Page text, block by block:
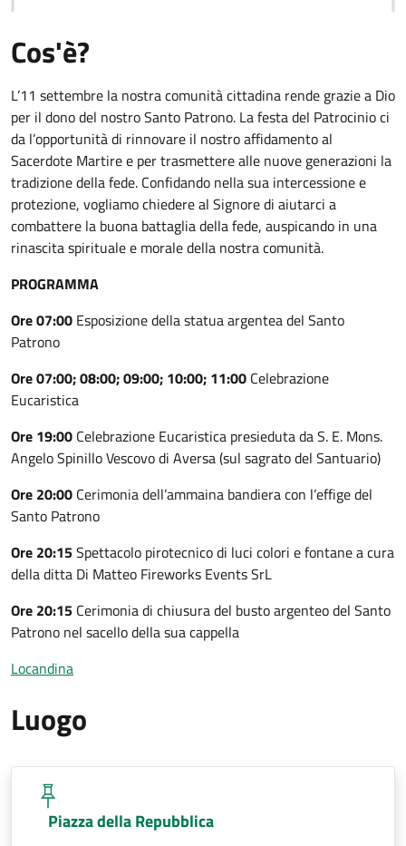
Cos'è?
L’11 settembre la nostra comunità cittadina rende grazie a Dio
per il dono del nostro Santo Patrono. La festa del Patrocinio ci
da l’opportunità di rinnovare il nostro affidamento al
Sacerdote Martire e per trasmettere alle nuove generazioni la
tradizione della fede. Confidando nella sua intercessione e
protezione, vogliamo chiedere al Signore di aiutarci a
combattere la buona battaglia della fede, auspicando in una
rinascita spirituale e morale della nostra comunità.
PROGRAMMA
Ore 07:00 Esposizione della statua argentea del Santo
Patrono
Ore 07:00; 08:00; 09:00; 10:00; 11:00 Celebrazione
Eucaristica
Ore 19:00 Celebrazione Eucaristica presieduta da S. E. Mons.
Angelo Spinillo Vescovo di Aversa (sul sagrato del Santuario)
Ore 20:00 Cerimonia dell’ammaina bandiera con l’effige del
Santo Patrono
Ore 20:15Spettacolo pirotecnico di luci colori e fontane a cura
della ditta Di Matteo Fireworks Events SrL
Ore 20:15 Cerimonia di chiusura del busto argenteo del Santo
Patrono nel sacello della sua cappella
Locandina
Luogo
Piazza della Repubblica